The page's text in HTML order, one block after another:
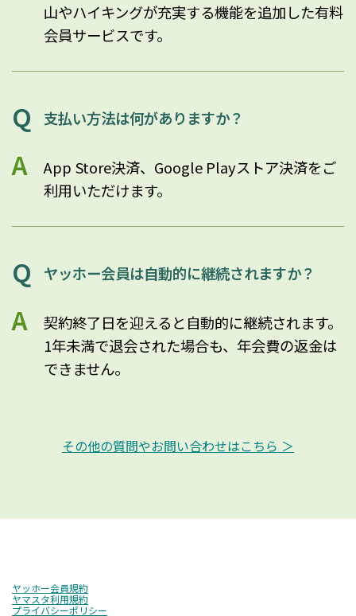
山やハイキングが充実する機能を追加した有料
会員サービスです。
支払い方法は何がありますか？
App Store決済、Google Playストア決済をご
利用いただけます。
ヤッホー会員は自動的に継続されますか？
契約終了日を迎えると自動的に継続されます。
1年未満で退会された場合も、年会費の返金は
できません。
その他の質問やお問い合わせはこちら ＞
ヤッホー会員規約
ヤマスタ利用規約
プライバシーポリシー